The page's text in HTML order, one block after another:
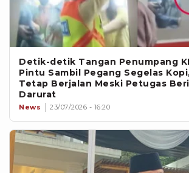
Detik-detik Tangan Penumpang
Pintu Sambil Pegang Segelas
Tetap Berjalan Meski Petugas
Darurat
News 23/07/2026 - 16:20